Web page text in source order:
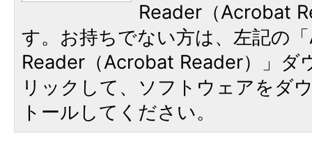
Reader（Acrobat
す。お持ちでない方は、左記の
Reader（Acrobat Reader）」ダ
リックして、ソフトウェアをダ
トールしてください。